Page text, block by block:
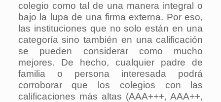
colegio como tal de una manera integral o
bajo la lupa de una firma externa. Por eso,
las instituciones que no solo están en una
categoría sino también en una calificación
se pueden considerar como mucho
mejores. De hecho, cualquier padre de
familia o persona interesada podrá
corroborar que los colegios con las
calificaciones más altas (AAA+++, AAA++,